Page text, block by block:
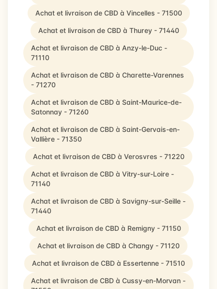
Achat et livraison de CBD à Vincelles - 71500
Achat et livraison de CBD à Thurey - 71440
Achat et livraison de CBD à Anzy-le-Duc -
71110
Achat et livraison de CBD à Charette-Varennes
- 71270
Achat et livraison de CBD à Saint-Maurice-de-
Satonnay - 71260
Achat et livraison de CBD à Saint-Gervais-en-
Vallière - 71350
Achat et livraison de CBD à Verosvres - 71220
Achat et livraison de CBD à Vitry-sur-Loire -
71140
Achat et livraison de CBD à Savigny-sur-Seille -
71440
Achat et livraison de CBD à Remigny - 71150
Achat et livraison de CBD à Changy - 71120
Achat et livraison de CBD à Essertenne - 71510
Achat et livraison de CBD à Cussy-en-Morvan -